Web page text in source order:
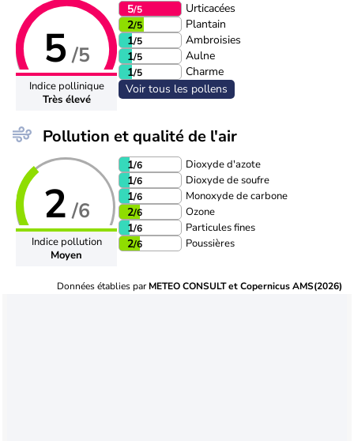
5 /5
Indice pollinique
Très élevé
5/5
Urticacées
2/5
Plantain
1/5
Ambroisies
1/5
Aulne
1/5
Charme
Voir tous les pollens
Pollution et qualité de l'air
2 /6
Indice pollution
Moyen
1/6 Dioxyde d'azote
1/6 Dioxyde de soufre
1/6 Monoxyde de carbone
2/6 Ozone
1/6 Particules fines
2/6 Poussières
Données établies parMETEO CONSULT et Copernicus AMS(2026)